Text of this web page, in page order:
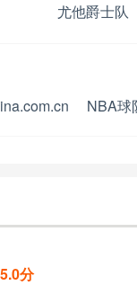
尤他爵士队
NBA球
5.0分